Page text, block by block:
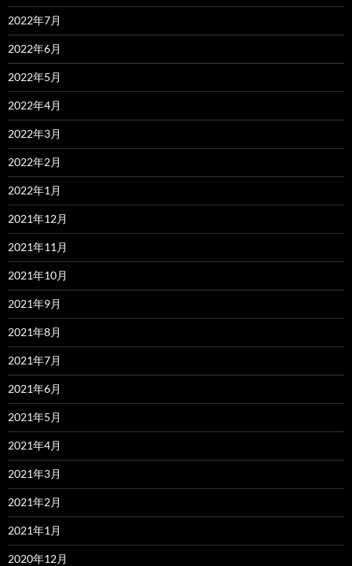
2022年7月
2022年6月
2022年5月
2022年4月
2022年3月
2022年2月
2022年1月
2021年12月
2021年11月
2021年10月
2021年9月
2021年8月
2021年7月
2021年6月
2021年5月
2021年4月
2021年3月
2021年2月
2021年1月
2020年12月